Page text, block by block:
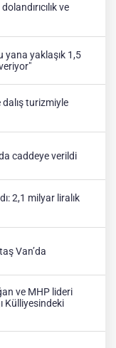
ve
yana yaklaşık 1,5
dalış turizmiyle
caddeye verildi
2,1 milyar liralık
Van’da
ve MHP lideri
Külliyesindeki